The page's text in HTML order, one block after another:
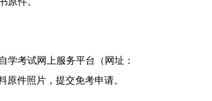
学考试网上服务平台（网址：
件照片，提交免考申请。